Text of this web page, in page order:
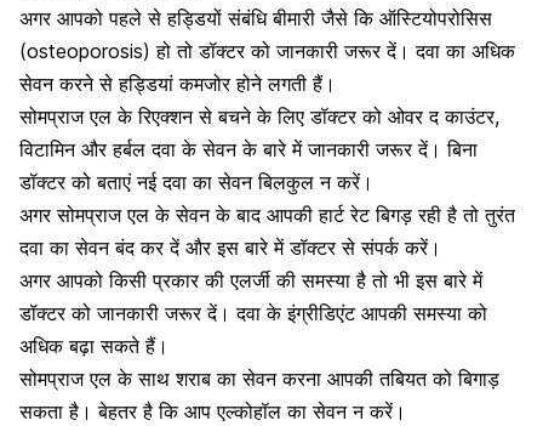
अगर आपको पहले से हड्डियों संबंधि बीमारी जैसे कि ऑस्टियोपरोसिस
(osteoporosis) हो तो डॉक्टर को जानकारी जरूर दें। दवा का अधिक
सेवन करने से हड्डियां कमजोर होने लगती हैं।
सोमप्राज एल के रिएक्शन से बचने के लिए डॉक्टर को ओवर द काउंटर,
विटामिनऔरहर्बल दवा के सेवन के बारे में जानकारी जरूर दें। बिना
डॉक्टर को बताएं नई दवा का सेवन बिलकुल न करें।
अगर सोमप्राज एल के सेवन के बाद आपकी हार्ट रेटबिगड़ रही है तो तुरंत
दवा का सेवन बंद कर दें और इस बारे में डॉक्टर से संपर्क करें।
अगर आपको किसी प्रकार की एलर्जी की समस्या है तो भी इस बारे में
डॉक्टर को जानकारी जरूर दें। दवा के इंग्रीडिएंट आपकी समस्या को
अधिक बढ़ा सकते हैं।
सोमप्राज एल के साथशराब का सेवनकरना आपकी तबियत को बिगाड़
सकता है। बेहतर है कि आप एल्कोहॉल का सेवन न करें।